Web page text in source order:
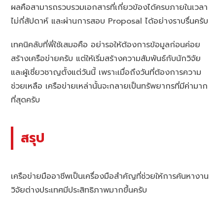
ผลคือสามารถรวบรวมเอกสารที่เกี่ยวข้องได้ครบภายในเวลา
ไม่กี่สัปดาห์ และผ่านการสอบ Proposal ได้อย่างราบรื่นครับ
เทคนิคลับที่พี่ใช้เสมอคือ อย่ารอให้ต้องการข้อมูลก่อนค่อย
สร้างเครือข่ายครับ แต่ให้เริ่มสร้างความสัมพันธ์กับนักวิจัย
และผู้เชี่ยวชาญตั้งแต่วันนี้ เพราะเมื่อถึงวันที่ต้องการความ
ช่วยเหลือ เครือข่ายเหล่านั้นจะกลายเป็นทรัพยากรที่มีค่ามาก
ที่สุดครับ
สรุป
เครือข่ายมืออาชีพเป็นเครื่องมือสำคัญที่ช่วยให้การค้นหางาน
วิจัยต่างประเทศมีประสิทธิภาพมากขึ้นครับ